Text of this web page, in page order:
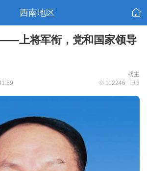
西南地区
上将军衔，党和国家领导
楼主
112246 3